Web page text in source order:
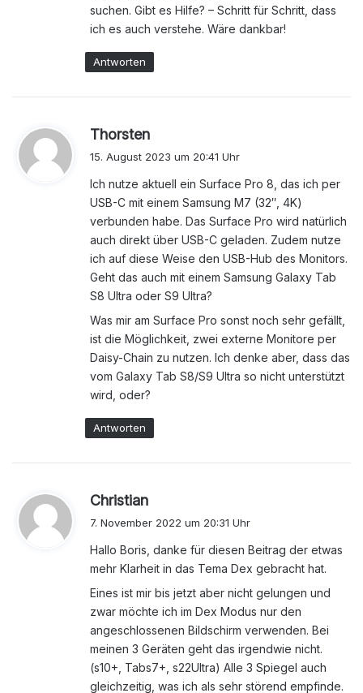
suchen. Gibt es Hilfe? – Schritt für Schritt, dass
ich es auch verstehe. Wäre dankbar!
Antworten
Thorsten
t
:
15. August 2023 um 20:41 Uhr
Ich nutze aktuell ein Surface Pro 8, das ich per
USB-C mit einem Samsung M7 (32″, 4K)
verbunden habe. Das Surface Pro wird natürlich
auch direkt über USB-C geladen. Zudem nutze
ich auf diese Weise den USB-Hub des Monitors.
Geht das auch mit einem Samsung Galaxy Tab
S8 Ultra oder S9 Ultra?
Was mir am Surface Pro sonst noch sehr gefällt,
ist die Möglichkeit, zwei externe Monitore per
Daisy-Chain zu nutzen. Ich denke aber, dass das
vom Galaxy Tab S8/S9 Ultra so nicht unterstützt
wird, oder?
Antworten
Christian
t
:
7. November 2022 um 20:31 Uhr
Hallo Boris, danke für diesen Beitrag der etwas
mehr Klarheit in das Tema Dex gebracht hat.
Eines ist mir bis jetzt aber nicht gelungen und
zwar möchte ich im Dex Modus nur den
angeschlossenen Bildschirm verwenden. Bei
meinen 3 Geräten geht das irgendwie nicht.
(s10+, Tabs7+, s22Ultra) Alle 3 Spiegel auch
gleichzeitig, was ich als sehr störend empfinde.